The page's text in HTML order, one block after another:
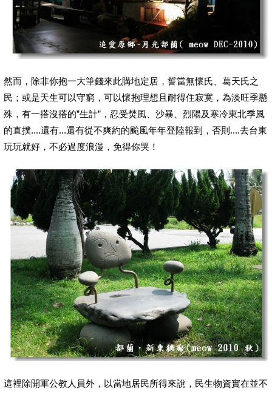
然而，除非你抱一大筆錢來此購地定居，誓當無懷氏、葛天氏之
民；或是天生可以守窮，可以懷抱理想且耐得住寂寞，為淡旺季懸
殊，有一搭沒搭的”生計”，忍受焚風、沙暴、烈陽及寒冷東北季風
的直撲....還有...還有從不爽約的颱風年年登陸報到，否則....去台東
玩玩就好，不必過度浪漫，免得你哭！
這裡除開軍公教人員外，以當地居民所得來說，民生物資實在並不